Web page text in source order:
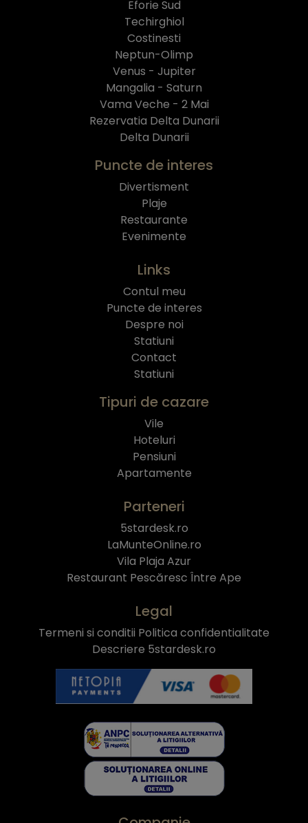
Eforie Sud
Techirghiol
Costinesti
Neptun-Olimp
Venus - Jupiter
Mangalia - Saturn
Vama Veche - 2 Mai
Rezervatia Delta Dunarii
Delta Dunarii
Puncte de interes
Divertisment
Plaje
Restaurante
Evenimente
Links
Contul meu
Puncte de interes
Despre noi
Statiuni
Contact
Statiuni
Tipuri de cazare
Vile
Hoteluri
Pensiuni
Apartamente
Parteneri
5stardesk.ro
LaMunteOnline.ro
Vila Plaja Azur
Restaurant Pescăresc Între Ape
Legal
Termeni si conditii Politica confidentialitate
Descriere 5stardesk.ro